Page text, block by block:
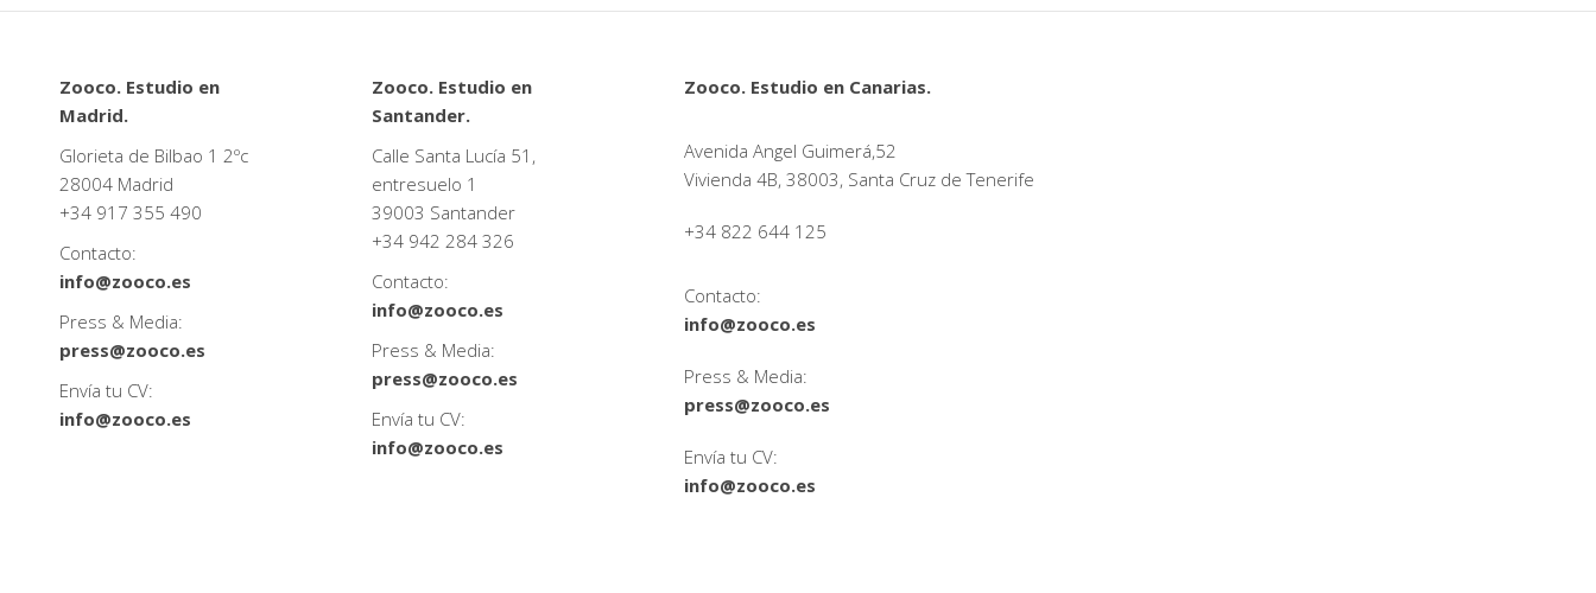
Zooco. Estudio en
Madrid.
Glorieta de Bilbao 1 2ºc
28004 Madrid
+34 917 355 490
Contacto:
info@zooco.es
Press & Media:
press@zooco.es
Envía tu CV:
info@zooco.es
Zooco. Estudio en
Santander.
Calle Santa Lucía 51,
entresuelo 1
39003 Santander
+34 942 284 326
Contacto:
info@zooco.es
Press & Media:
press@zooco.es
Envía tu CV:
info@zooco.es
Zooco. Estudio en Canarias.
Avenida Angel Guimerá,52
Vivienda 4B, 38003, Santa Cruz de Tenerife
+34 822 644 125
Contacto:
info@zooco.es
Press & Media:
press@zooco.es
Envía tu CV:
info@zooco.es